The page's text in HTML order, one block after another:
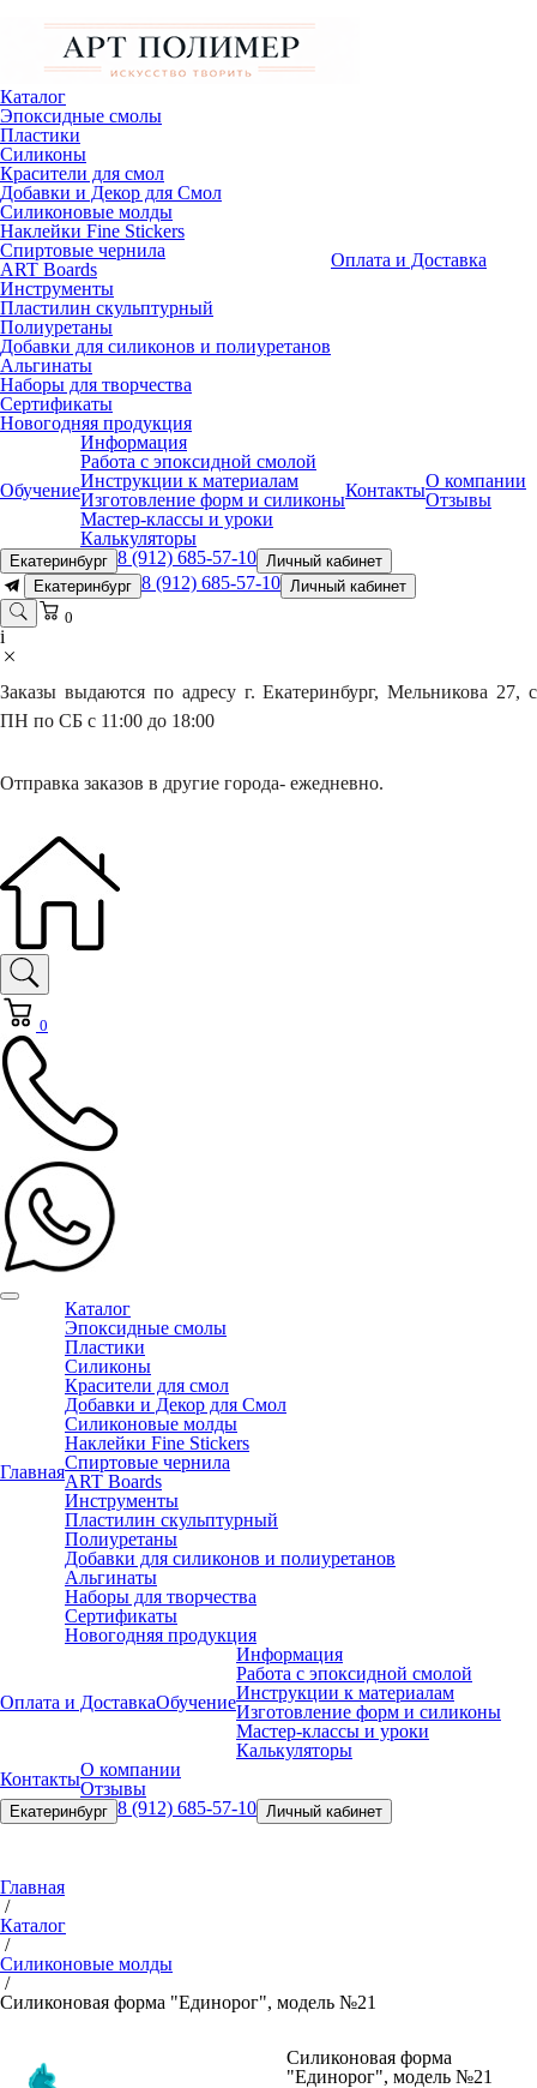
Каталог
Эпоксидные смолы
Пластики
Силиконы
Красители для смол
Добавки и Декор для Смол
Силиконовые молды
Наклейки Fine Stickers
Спиртовые чернила
ART Boards
Инструменты
Пластилин скульптурный
Полиуретаны
Добавки для силиконов и полиуретанов
Альгинаты
Наборы для творчества
Сертификаты
Новогодняя продукция
Оплата и Доставка
Обучение
Информация
Работа с эпоксидной смолой
Инструкции к материалам
Изготовление форм и силиконы
Мастер-классы и уроки
Калькуляторы
КонтактыО компании
Отзывы
Екатеринбург 8 (912) 685-57-10 Личный кабинет
Екатеринбург 8 (912) 685-57-10 Личный кабинет
0
i
Заказы выдаются по адресу г. Екатеринбург, Мельникова 27, с
ПН по СБ с 11:00 до 18:00
Отправка заказов в другие города- ежедневно.
0
Главная
Каталог
Эпоксидные смолы
Пластики
Силиконы
Красители для смол
Добавки и Декор для Смол
Силиконовые молды
Наклейки Fine Stickers
Спиртовые чернила
ART Boards
Инструменты
Пластилин скульптурный
Полиуретаны
Добавки для силиконов и полиуретанов
Альгинаты
Наборы для творчества
Сертификаты
Новогодняя продукция
Оплата и ДоставкаОбучение
Информация
Работа с эпоксидной смолой
Инструкции к материалам
Изготовление форм и силиконы
Мастер-классы и уроки
Калькуляторы
КонтактыО компании
Отзывы
Екатеринбург 8 (912) 685-57-10 Личный кабинет
Главная
/
Каталог
/
Силиконовые молды
/
Силиконовая форма "Единорог", модель №21
Силиконовая форма
"Единорог", модель №21